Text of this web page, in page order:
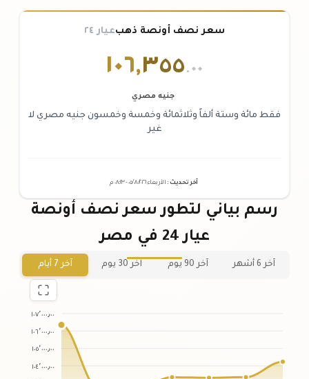
سعر نصف أونصة ذهبعيار ٢٤
١٠٦,٣٥٥.٠٠
جنيه مصري
فقط مائة وستة ألفاً وثلاثمائة وخمسة وخمسون جنيه مصري لا
غير
آخر تحديث : الأربعاء ٠٥ /٠٨/٢٠٢٦ - ٠٨:٢٣م
رسم بياني لتطور سعر نصف أونصة
عيار 24 في مصر
آخر 6 أشهر آخر 90 يوم آخر 30 يوم آخر 7 أيام
١٠٧٬٠٠٠٫٠٠
١٠٦٬٠٠٠٫٠٠
١٠٥٬٠٠٠٫٠٠
١٠٤٬٠٠٠٫٠٠